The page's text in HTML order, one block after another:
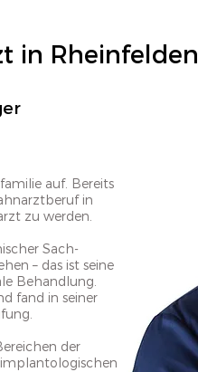
auf. Bereits
in
zu werden.
Sach-
– das ist seine
Behandlung.
fand in seiner
der
in Rheinfelden